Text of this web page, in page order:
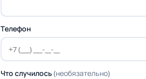
Телефон
Что случилось(необязательно)